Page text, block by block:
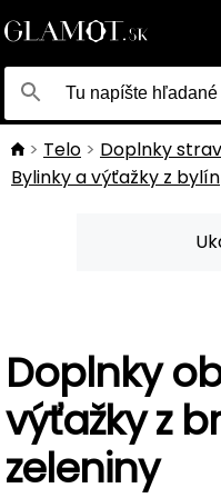
Telo Doplnky
Bylinky a výťažky z bylín
Doplnky
výťažky z
zeleniny